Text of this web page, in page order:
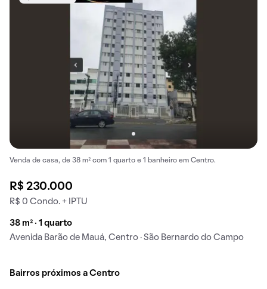
Venda de casa, de 38 m² com 1 quarto e 1 banheiro em Centro.
R$ 230.000
R$ 0 Condo. + IPTU
38 m² · 1 quarto
Avenida Barão de Mauá, Centro · São Bernardo do Campo
Bairros próximos a Centro